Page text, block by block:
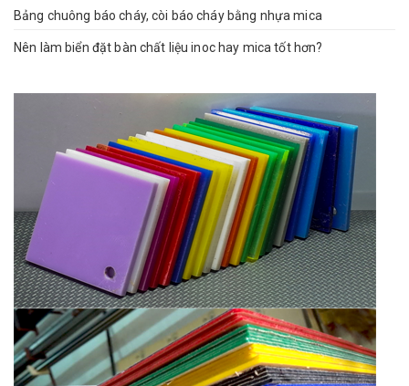
Bảng chuông báo cháy, còi báo cháy bằng nhựa mica
Nên làm biển đặt bàn chất liệu inoc hay mica tốt hơn?